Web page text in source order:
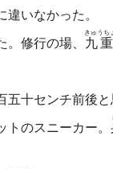
違いなかった。
修行の場、 九
きゅうち
十センチ前後
のスニーカー。